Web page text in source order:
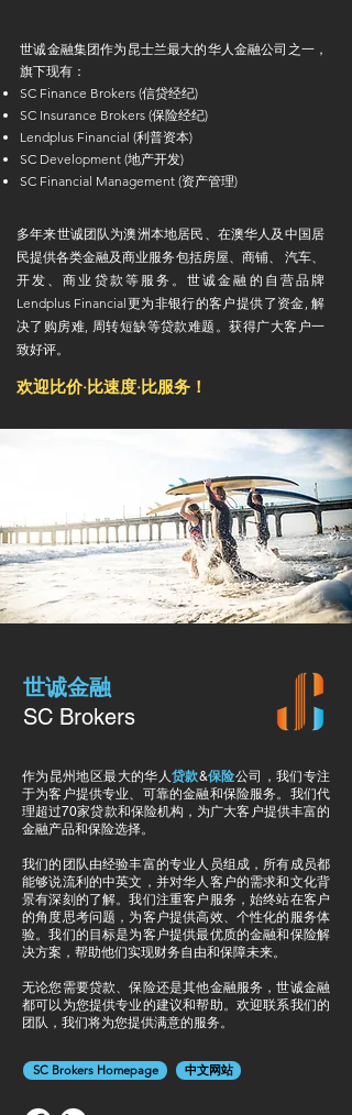
世诚金融集团作为昆士兰最大的华人金融公司之一，
旗下现有：
SC Finance Brokers (信贷经纪)
SC Insurance Brokers (保险经纪)
Lendplus Financial (利普资本)
SC Development (地产开发)
SC Financial Management (资产管理)
多年来世诚团队为澳洲本地居民、在澳华人及中国居
民提供各类金融及商业服务包括房屋、商铺、 汽车、
开发、商业贷款等服务。世诚金融的自营品牌
Lendplus Financial更为非银行的客户提供了资金, 解
决了购房难, 周转短缺等贷款难题。获得广大客户一
致好评。
欢迎比价·比速度·比服务！
世诚金融
SC Brokers
作为昆州地区最大的华人贷款&保险公司，我们专注
于为客户提供专业、可靠的金融和保险服务。我们代
理超过70家贷款和保险机构，为广大客户提供丰富的
金融产品和保险选择。
我们的团队由经验丰富的专业人员组成，所有成员都
能够说流利的中英文，并对华人客户的需求和文化背
景有深刻的了解。我们注重客户服务，始终站在客户
的角度思考问题，为客户提供高效、个性化的服务体
验。我们的目标是为客户提供最优质的金融和保险解
决方案，帮助他们实现财务自由和保障未来。
无论您需要贷款、保险还是其他金融服务，世诚金融
都可以为您提供专业的建议和帮助。欢迎联系我们的
团队，我们将为您提供满意的服务。
SC Brokers Homepage 中文网站